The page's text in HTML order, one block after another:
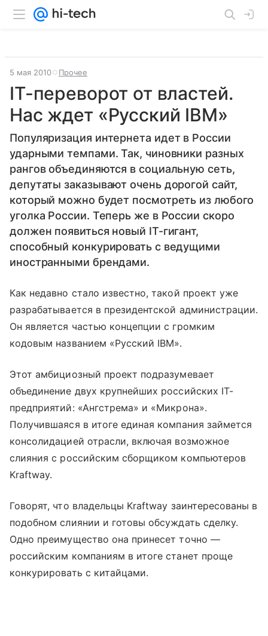
5 мая 2010 Прочее
IT-переворот от властей.
Нас ждет «Русский IBM»
Популяризация интернета идет в России
ударными темпами. Так, чиновники разных
рангов объединяются в социальную сеть,
депутаты заказывают очень дорогой сайт,
который можно будет посмотреть из любого
уголка России. Теперь же в России скоро
должен появиться новый IT-гигант,
способный конкурировать с ведущими
иностранными брендами.
Как недавно стало известно, такой проект уже
разрабатывается в президентской администрации.
Он является частью концепции с громким
кодовым названием «Русский IBM».
Этот амбициозный проект подразумевает
объединение двух крупнейших российских IT-
предприятий: «Ангстрема» и «Микрона».
Получившаяся в итоге единая компания займется
консолидацией отрасли, включая возможное
слияния с российским сборщиком компьютеров
Kraftway.
Говорят, что владельцы Kraftway заинтересованы в
подобном слиянии и готовы обсуждать сделку.
Одно преимущество она принесет точно —
российским компаниям в итоге станет проще
конкурировать с китайцами.